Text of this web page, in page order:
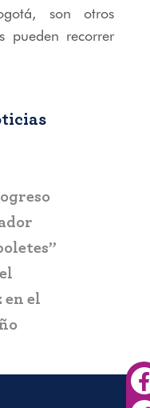
son otros
pueden recorrer
en el